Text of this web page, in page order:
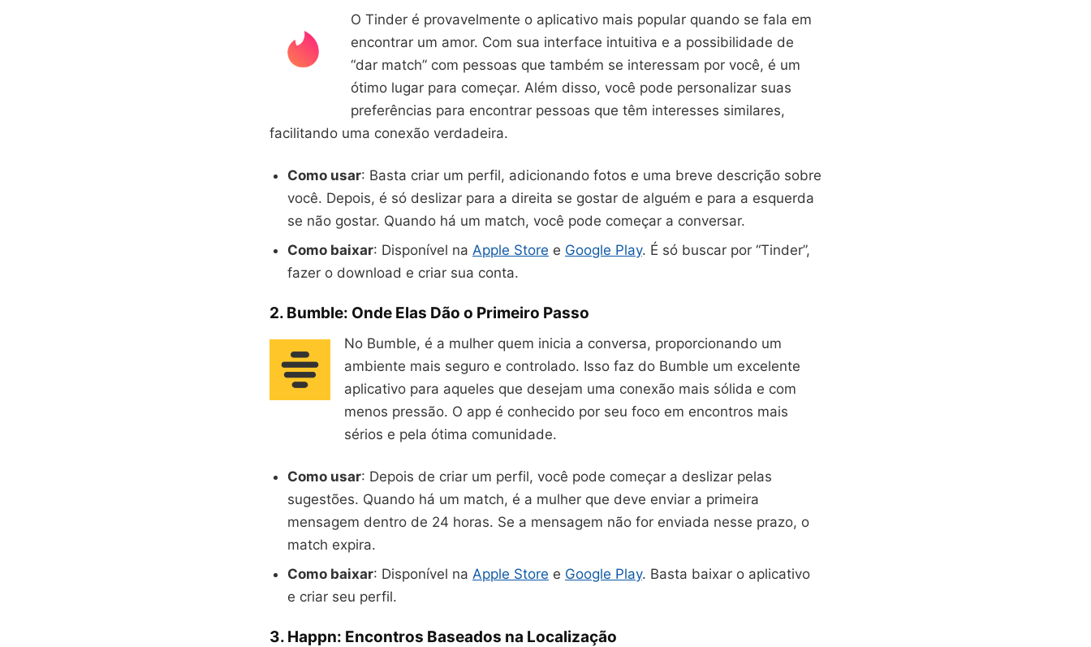
O Tinder é provavelmente o aplicativo mais popular quando se fala em
encontrar um amor. Com sua interface intuitiva e a possibilidade de
“dar match” com pessoas que também se interessam por você, é um
ótimo lugar para começar. Além disso, você pode personalizar suas
preferências para encontrar pessoas que têm interesses similares,
facilitando uma conexão verdadeira.
Como usar: Basta criar um perfil, adicionando fotos e uma breve descrição sobre
você. Depois, é só deslizar para a direita se gostar de alguém e para a esquerda
se não gostar. Quando há um match, você pode começar a conversar.
Como baixar: Disponível na Apple Store e Google Play. É só buscar por “Tinder”,
fazer o download e criar sua conta.
2. Bumble: Onde Elas Dão o Primeiro Passo
No Bumble, é a mulher quem inicia a conversa, proporcionando um
ambiente mais seguro e controlado. Isso faz do Bumble um excelente
aplicativo para aqueles que desejam uma conexão mais sólida e com
menos pressão. O app é conhecido por seu foco em encontros mais
sérios e pela ótima comunidade.
Como usar: Depois de criar um perfil, você pode começar a deslizar pelas
sugestões. Quando há um match, é a mulher que deve enviar a primeira
mensagem dentro de 24 horas. Se a mensagem não for enviada nesse prazo, o
match expira.
Como baixar: Disponível na Apple Store e Google Play. Basta baixar o aplicativo
e criar seu perfil.
3. Happn: Encontros Baseados na Localização